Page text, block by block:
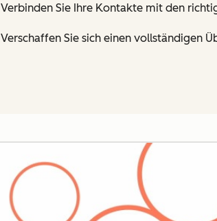
Verbinden Sie Ihre Kontakte mit den
Verschaffen Sie sich einen vollständigen